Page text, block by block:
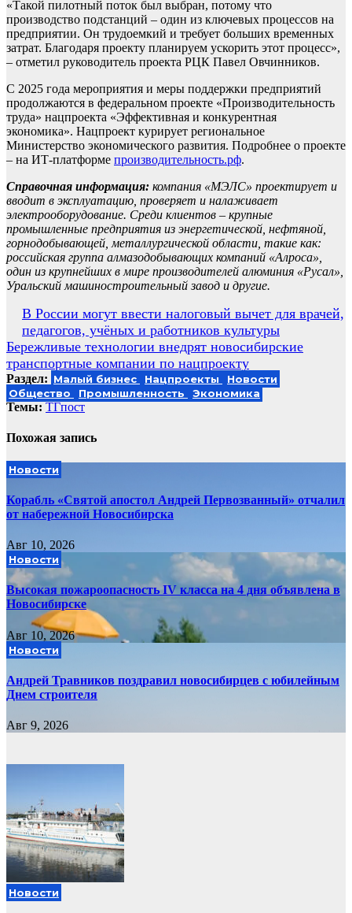
«Такой пилотный поток был выбран, потому что
производство подстанций – один из ключевых процессов на
предприятии. Он трудоемкий и требует больших временных
затрат. Благодаря проекту планируем ускорить этот процесс»,
– отметил руководитель проекта РЦК Павел Овчинников.
С 2025 года мероприятия и меры поддержки предприятий
продолжаются в федеральном проекте «Производительность
труда» нацпроекта «Эффективная и конкурентная
экономика». Нацпроект курирует региональное
Министерство экономического развития. Подробнее о проекте
– на ИТ-платформе производительность.рф.
Справочная информация: компания «МЭЛС» проектирует и
вводит в эксплуатацию, проверяет и налаживает
электрооборудование. Среди клиентов – крупные
промышленные предприятия из энергетической, нефтяной,
горнодобывающей, металлургической области, такие как:
российская группа алмазодобывающих компаний «Алроса»,
один из крупнейших в мире производителей алюминия «Русал»,
Уральский машиностроительный завод и другие.
Навигация
по
записям
В России могут ввести налоговый вычет для врачей,
педагогов, учёных и работников культуры
Бережливые технологии внедрят новосибирские
транспортные компании по нацпроекту
Раздел: Малый бизнес Нацпроекты
Новости
Общество
Промышленность Экономика
Темы: ТГпост
Похожая запись
Новости
Корабль «Святой апостол Андрей Первозванный» отчалил
от набережной Новосибирска
Авг 10, 2026
Новости
Высокая пожароопасность IV класса на 4 дня объявлена в
Новосибирске
Авг 10, 2026
Новости
Андрей Травников поздравил новосибирцев с юбилейным
Днем строителя
Авг 9, 2026
Новости